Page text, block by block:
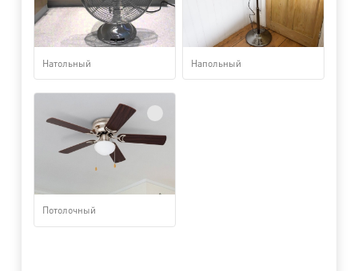
Натольный Напольный
Потолочный